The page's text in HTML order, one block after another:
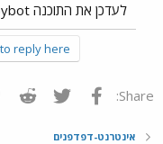
לעדכן את התוכנה spybot ואז זה צאיך להתדר
reply here.
Share: פייסבוק Twitter
אינטרנט-דפדפנים